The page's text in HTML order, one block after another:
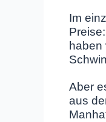
Im
haben
Aber
aus